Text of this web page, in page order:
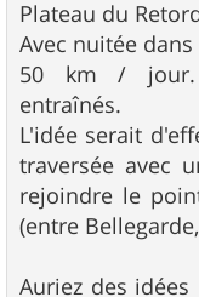
Plateau du
Avec nuitée
50 km / jour.
entraînés.
L'idée serait
traversée avec
rejoindre le
(entre
Auriez des